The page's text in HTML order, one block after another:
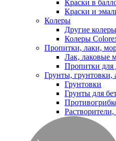
Краски в
Краски и
Колеры
Другие колеры
Колеры
Пропитки, лаки,
Лак, лаковые
Пропитки для
Грунты, грунтовки,
Грунтовки
Грунты для
Растворители,